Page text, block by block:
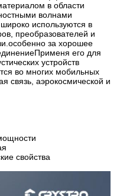
в области
волнами
используются в
преобразователей и
за хорошее
его для
устройств
во многих мобильных
связь, аэрокосмической и
свойства